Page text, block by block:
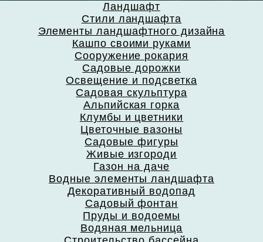
Ландшафт
Стили ландшафта
Элементы ландшафтного дизайна
Кашпо своими руками
Сооружение рокария
Садовые дорожки
Освещение и подсветка
Садовая скульптура
Альпийская горка
Клумбы и цветники
Цветочные вазоны
Садовые фигуры
Живые изгороди
Газон на даче
Водные элементы ландшафта
Декоративный водопад
Садовый фонтан
Пруды и водоемы
Водяная мельница